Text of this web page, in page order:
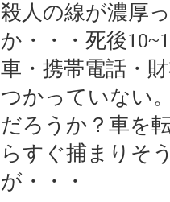
殺人の線が濃厚
か・・・死後
車・携帯電話・
つかっていない
だろうか？車を
らすぐ捕まりそ
が・・・